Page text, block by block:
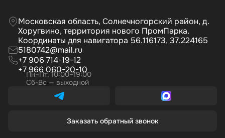
Московская область, Солнечногорский район, д.
Хоругвино, территория нового ПромПарка.
Координаты для навигатора 56.116173, 37.224165
5180742@mail.ru
+7 906 714-19-12
+7 966 060-20-10
Пн–Пт, 10:00–19:00
Сб-Вс — выходной
Заказать обратный звонок